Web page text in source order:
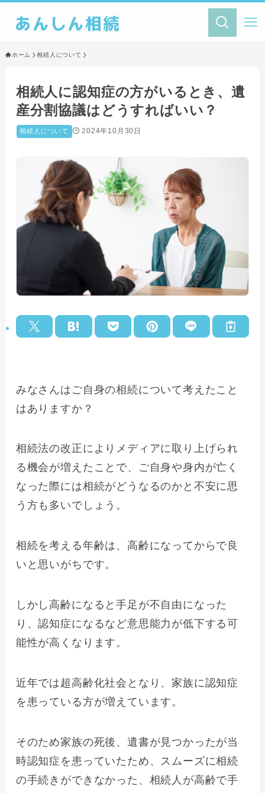
あんしん相続
ホーム 相続人について
相続人に認知症の方がいるとき、遺
産分割協議はどうすればいい？
相続人について 2024年10月30日
みなさんはご自身の相続について考えたこと
はありますか？
相続法の改正によりメディアに取り上げられ
る機会が増えたことで、ご自身や身内が亡く
なった際には相続がどうなるのかと不安に思
う方も多いでしょう。
相続を考える年齢は、高齢になってからで良
いと思いがちです。
しかし高齢になると手足が不自由になった
り、認知症になるなど意思能力が低下する可
能性が高くなります。
近年では超高齢化社会となり、家族に認知症
を患っている方が増えています。
そのため家族の死後、遺書が見つかったが当
時認知症を患っていたため、スムーズに相続
の手続きができなかった、相続人が高齢で手